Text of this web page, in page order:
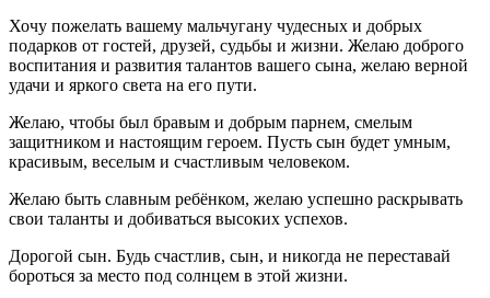
Хочу пожелать вашему мальчугану чудесных и добрых
подарков от гостей, друзей, судьбы и жизни. Желаю доброго
воспитания и развития талантов вашего сына, желаю верной
удачи и яркого света на его пути.
Желаю, чтобы был бравым и добрым парнем, смелым
защитником и настоящим героем. Пусть сын будет умным,
красивым, веселым и счастливым человеком.
Желаю быть славным ребёнком, желаю успешно раскрывать
свои таланты и добиваться высоких успехов.
Дорогой сын. Будь счастлив, сын, и никогда не переставай
бороться за место под солнцем в этой жизни.